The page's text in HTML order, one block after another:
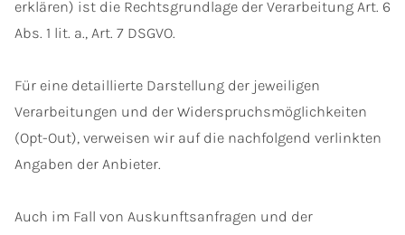
erklären) ist die Rechtsgrundlage der Verarbeitung Art. 6
Abs. 1 lit. a., Art. 7 DSGVO.
Für eine detaillierte Darstellung der jeweiligen
Verarbeitungen und der Widerspruchsmöglichkeiten
(Opt-Out), verweisen wir auf die nachfolgend verlinkten
Angaben der Anbieter.
Auch im Fall von Auskunftsanfragen und der